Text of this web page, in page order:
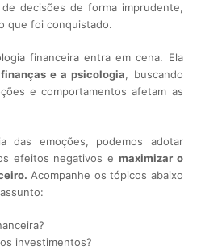
decisões de forma imprudente,
que foi conquistado.
financeira entra em cena. Ela
e a psicologia, buscando
e comportamentos afetam as
das emoções, podemos adotar
efeitos negativos e maximizar o
Acompanhe os tópicos abaixo
investimentos?